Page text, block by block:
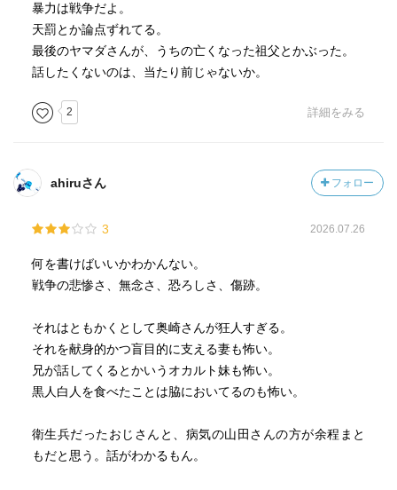
込みは激しめ。
訪ねてきた奥崎氏をみて、何も言わず挨拶だけして家に招
き入れるさまは、内心は迷惑そう。だが、実際にはそれな
りに会話してくれた。
【石和の人】
のらりくらりとして、「それだけは言えません」「これだ
などと紋切型で言い切りつつも、追及されてのらりくらり
策。
困りつつも、わかっていることを伝えてくれた、気弱そう
な人物。
【殴り合いになった人物】
たのだろう。
暴力は戦争だよ。
天罰とか論点ずれてる。
最後のヤマダさんが、うちの亡くなった祖父とかぶった。
話したくないのは、当たり前じゃないか。
2 詳細をみる
ahiruさん フォロー
3 2026.07.26
何を書けばいいかわかんない。
戦争の悲惨さ、無念さ、恐ろしさ、傷跡。
それはともかくとして奥崎さんが狂人すぎる。
それを献身的かつ盲目的に支える妻も怖い。
兄が話してくるとかいうオカルト妹も怖い。
黒人白人を食べたことは脇においてるのも怖い。
衛生兵だったおじさんと、病気の山田さんの方が余程まと
もだと思う。話がわかるもん。